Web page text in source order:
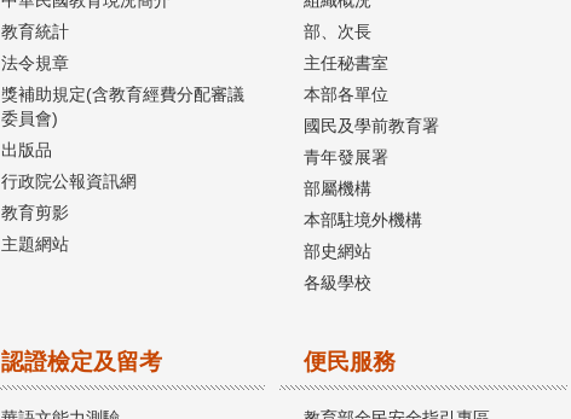
教育統計
法令規章
獎補助規定(含教育經費分配審議
委員會)
出版品
行政院公報資訊網
教育剪影
主題網站
部、次長
主任秘書室
本部各單位
國民及學前教育署
青年發展署
部屬機構
本部駐境外機構
部史網站
各級學校
認證檢定及留考 便民服務